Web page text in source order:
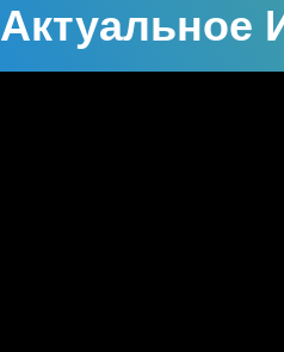
Актуальное